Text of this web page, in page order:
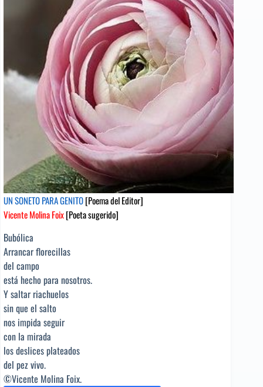
sugerido]
UN SONETO PARA GENITO[Poema del Editor]
Vicente Molina Foix[Poeta sugerido]
Bubólica
Arrancar florecillas
del campo
está hecho para nosotros.
Y saltar riachuelos
sin que el salto
nos impida seguir
con la mirada
los deslices plateados
del pez vivo.
©Vicente Molina Foix.